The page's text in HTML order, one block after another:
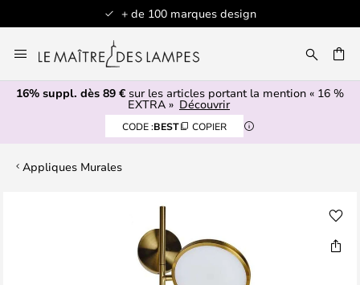
+ de 100 marques design
au
contenu
16% suppl. dès 89 € sur les articles portant la mention « 16 %
EXTRA » Découvrir
CODE :BEST COPIER
Appliques Murales